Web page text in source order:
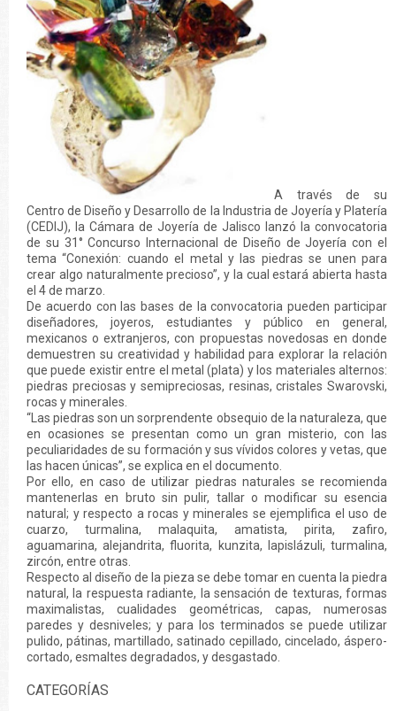
A través de su
Centro de Diseño y Desarrollo de la Industria de Joyería y Platería
(CEDIJ), la Cámara de Joyería de Jalisco lanzó la convocatoria
de su 31° Concurso Internacional de Diseño de Joyería con el
tema “Conexión: cuando el metal y las piedras se unen para
crear algo naturalmente precioso”, y la cual estará abierta hasta
el 4 de marzo.
De acuerdo con las bases de la convocatoria pueden participar
diseñadores, joyeros, estudiantes y público en general,
mexicanos o extranjeros, con propuestas novedosas en donde
demuestren su creatividad y habilidad para explorar la relación
que puede existir entre el metal (plata) y los materiales alternos:
piedras preciosas y semipreciosas, resinas, cristales Swarovski,
rocas y minerales.
“Las piedras son un sorprendente obsequio de la naturaleza, que
en ocasiones se presentan como un gran misterio, con las
peculiaridades de su formación y sus vívidos colores y vetas, que
las hacen únicas”, se explica en el documento.
Por ello, en caso de utilizar piedras naturales se recomienda
mantenerlas en bruto sin pulir, tallar o modificar su esencia
natural; y respecto a rocas y minerales se ejemplifica el uso de
cuarzo, turmalina, malaquita, amatista, pirita, zafiro,
aguamarina, alejandrita, fluorita, kunzita, lapislázuli, turmalina,
zircón, entre otras.
Respecto al diseño de la pieza se debe tomar en cuenta la piedra
natural, la respuesta radiante, la sensación de texturas, formas
maximalistas, cualidades geométricas, capas, numerosas
paredes y desniveles; y para los terminados se puede utilizar
pulido, pátinas, martillado, satinado cepillado, cincelado, áspero-
cortado, esmaltes degradados, y desgastado.
CATEGORÍAS